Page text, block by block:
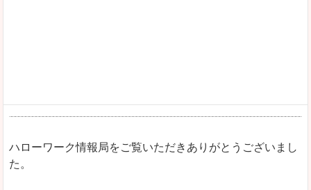
ハローワーク情報局をご覧いただきありがとうございまし
た。